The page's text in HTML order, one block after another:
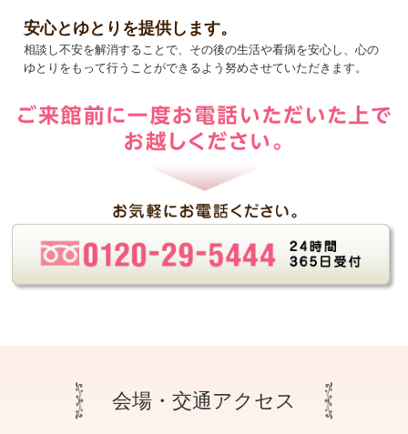
安心とゆとりを提供します。
相談し不安を解消することで、その後の生活や看病を安心し、心の
ゆとりをもって行うことができるよう努めさせていただきます。
会場・交通アクセス